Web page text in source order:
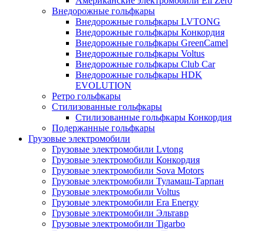
Внедорожные гольфкары
Внедорожные гольфкары LVTONG
Внедорожные гольфкары Конкордия
Внедорожные гольфкары GreenCamel
Внедорожные гольфкары Voltus
Внедорожные гольфкары Club Car
Внедорожные гольфкары HDK
EVOLUTION
Ретро гольфкары
Стилизованные гольфкары
Стилизованные гольфкары Конкордия
Подержанные гольфкары
Грузовые электромобили
Грузовые электромобили Lvtong
Грузовые электромобили Конкордия
Грузовые электромобили Sova Motors
Грузовые электромобили Туламаш-Тарпан
Грузовые электромобили Voltus
Грузовые электромобили Era Energy
Грузовые электромобили Эльтавр
Грузовые электромобили Tigarbo